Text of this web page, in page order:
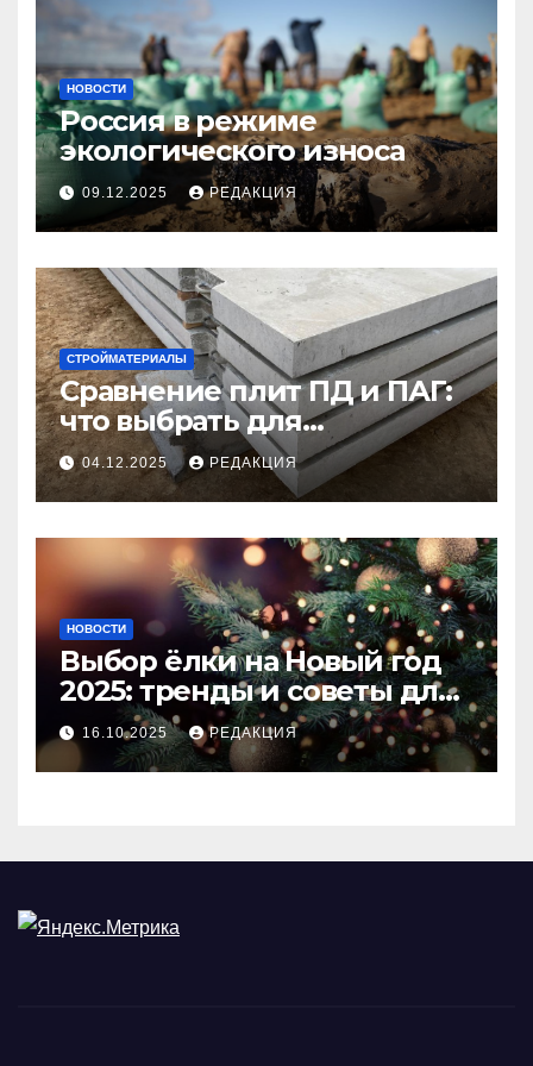
НОВОСТИ
Россия в режиме
экологического износа
09.12.2025 РЕДАКЦИЯ
СТРОЙМАТЕРИАЛЫ
Сравнение плит ПД и ПАГ:
что выбрать для
долговечного и прочного
покрытия
04.12.2025 РЕДАКЦИЯ
НОВОСТИ
Выбор ёлки на Новый год
2025: тренды и советы для
идеального праздника
16.10.2025 РЕДАКЦИЯ